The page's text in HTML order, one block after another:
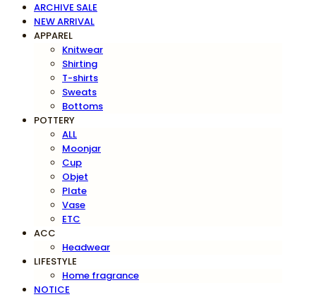
ARCHIVE SALE
NEW ARRIVAL
APPAREL
Knitwear
Shirting
T-shirts
Sweats
Bottoms
POTTERY
ALL
Moonjar
Cup
Objet
Plate
Vase
ETC
ACC
Headwear
LIFESTYLE
Home fragrance
NOTICE